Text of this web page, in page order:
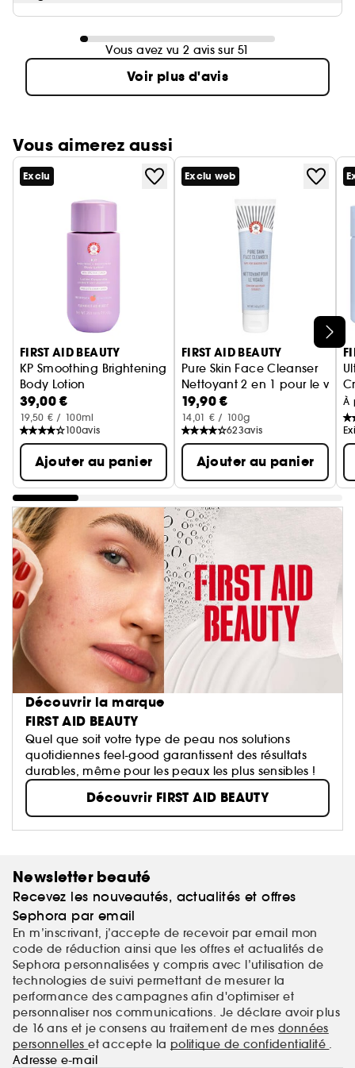
Vous avez vu 2 avis sur 51
Voir plus d'avis
Vous aimerez aussi
Ignorer le carrousel produits
Exclu
FIRST AID BEAUTY
KP Smoothing Brightening
Body Lotion
Lotion Corporelle Lissante Anti-Rugosités
39,00 €
19,50 € / 100ml
100avis
Ajouter au panier
Exclu web
FIRST AID BEAUTY
Pure Skin Face Cleanser
Nettoyant 2 en 1 pour le
19,90 €
14,01 € / 100g
623avis
Ajouter au panier
À
Découvrir la marque
FIRST AID BEAUTY
Quel que soit votre type de peau nos solutions
quotidiennes feel-good garantissent des résultats
durables, même pour les peaux les plus sensibles !
Découvrir FIRST AID BEAUTY
Newsletter beauté
Recevez les nouveautés, actualités et offres
Sephora par email
En m’inscrivant, j’accepte de recevoir par email mon
code de réduction ainsi que les offres et actualités de
Sephora personnalisées y compris avec l’utilisation de
technologies de suivi permettant de mesurer la
performance des campagnes afin d'optimiser et
personnaliser nos communications. Je déclare avoir plus
de 16 ans et je consens au traitement de mes données
personnelleset accepte la politique de confidentialité .
Adresse e-mail